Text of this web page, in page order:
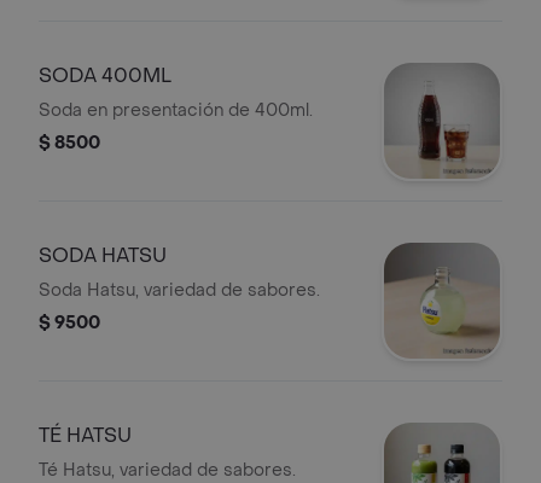
SODA 400ML
Soda en presentación de 400ml.
$ 8500
SODA HATSU
Soda Hatsu, variedad de sabores.
$ 9500
TÉ HATSU
Té Hatsu, variedad de sabores.